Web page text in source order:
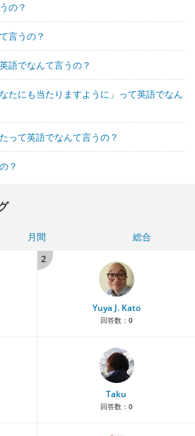
の？
言うの？
語でなんて言うの？
たにも当たりますように」って英語でなん
って英語でなんて言うの？
？
月間
総合
2
Yuya J. Kato
回答数： 0
Taku
回答数： 0